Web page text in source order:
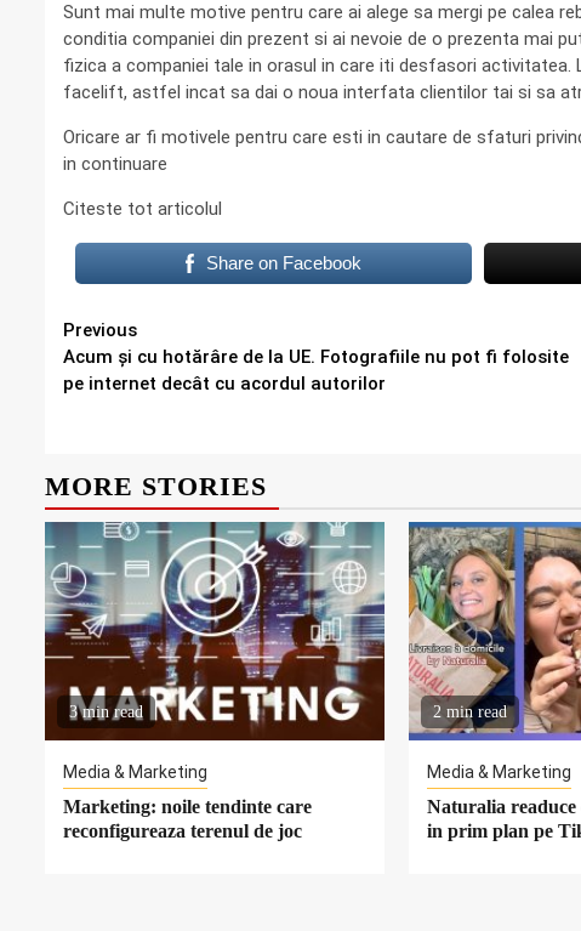
Sunt mai multe motive pentru care ai alege sa mergi pe calea
conditia companiei din prezent si ai nevoie de o prezenta mai
fizica a companiei tale in orasul in care iti desfasori
facelift, astfel incat sa dai o noua interfata clientilor tai si sa
Oricare ar fi motivele pentru care esti in cautare de sfaturi
in continuare
Citeste tot articolul
Share on Facebook
Continue
Reading
Previous
Acum și cu hotărâre de la UE. Fotografiile nu pot fi folosite
pe internet decât cu acordul autorilor
MORE STORIES
3 min read
Media & Marketing
Marketing: noile tendinte care
reconfigureaza terenul de joc
2 min read
Media & Marketing
Naturalia readuce
in prim plan pe